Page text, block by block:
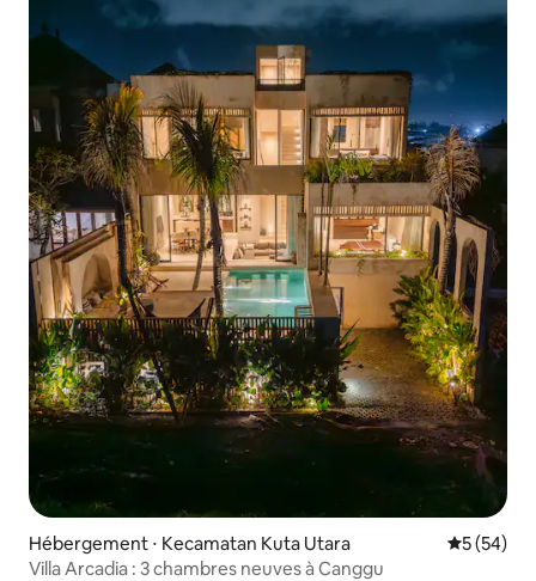
Hébergement ⋅ Kecamatan Kuta Utara
5 (54)
Villa Arcadia : 3 chambres neuves à Canggu